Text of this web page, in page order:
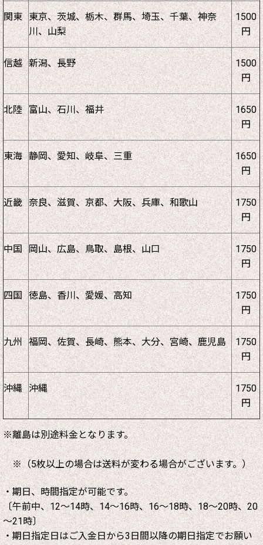
関東 東京、茨城、栃木、群馬、埼玉、千葉、神奈
川、山梨
1500
円
信越 新潟、長野
1500
円
北陸 富山、石川、福井
1650
円
東海 静岡、愛知、岐阜、三重
1650
円
近畿 奈良、滋賀、京都、大阪、兵庫、和歌山
1750
円
中国 岡山、広島、鳥取、島根、山口
1750
円
四国 徳島、香川、愛媛、高知
1750
円
九州 福岡、佐賀、長崎、熊本、大分、宮崎、鹿児島
1750
円
沖縄 沖縄
1750
円
※離島は別途料金となります。
※（5枚以上の場合は送料が変わる場合がございます。）
・期日、時間指定が可能です。
〔午前中、12～14時、14～16時、16～18時、18～20時、20
～21時〕
・期日指定日はご入金日から3日間以降の期日指定でお願い